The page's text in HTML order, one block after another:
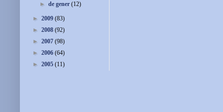
►de gener(12)
► 2009 (83)
► 2008 (92)
► 2007 (98)
► 2006 (64)
► 2005 (11)